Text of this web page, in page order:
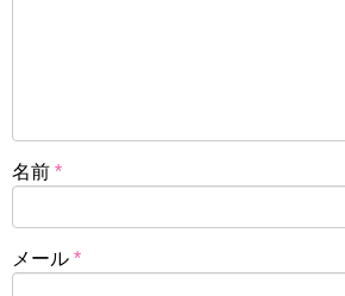
名前 *
メール *